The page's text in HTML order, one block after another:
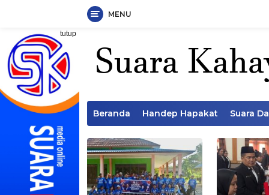
Langsung
konten
MENU
tutup
Beranda Handep Hapakat Suara